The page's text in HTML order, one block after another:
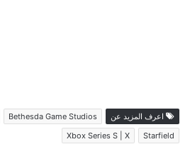
اعرف المزيد عن Bethesda Game Studios
Starfield
Xbox Series S | X